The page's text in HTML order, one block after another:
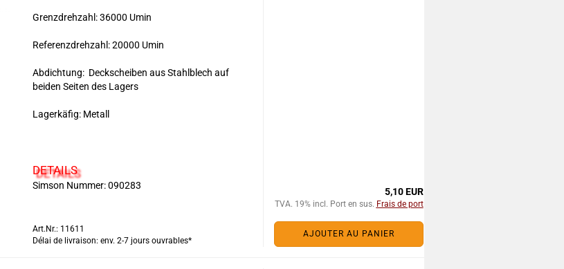
Grenzdrehzahl: 36000 Umin
Referenzdrehzahl: 20000 Umin
Abdichtung: Deckscheiben aus Stahlblech auf
beiden Seiten des Lagers
Lagerkäfig: Metall
DETAILS
Simson Nummer:090283
Art.Nr.: 11611
Délai de livraison: env. 2-7 jours ouvrables*
5,10 EUR
TVA. 19% incl. Port en sus. Frais de port
AJOUTER AU PANIER